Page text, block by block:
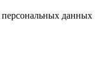
персональных данных